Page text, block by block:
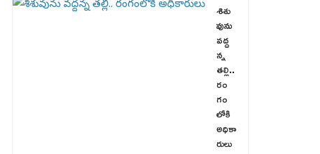
శిశు
వును
వద్ద
న్న
తల్లి..
రం
గం
లోకి
అధికా
రులు